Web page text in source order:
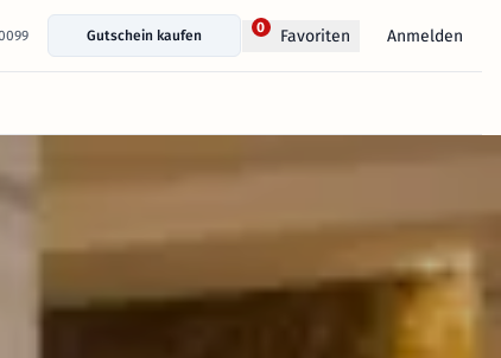
Gutschein kaufen
0 Favoriten Anmelden